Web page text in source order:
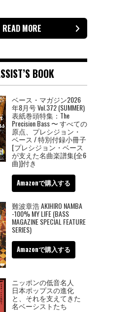
READ MORE
BOOK
ベース・マガジン2026
年8月号 Vol.372 (SUMMER)
表紙巻頭特集：The
Precision Bass 〜 すべての
原点、プレシジョン・
ベース / 特別付録小冊子
[プレシジョン・ベース
が支えた名曲楽譜集(全6
曲)]付き
Amazonで購入する
難波章浩 AKIHIRO NAMBA
-100% MY LIFE (BASS
MAGAZINE SPECIAL FEATURE
SERIES)
Amazonで購入する
ニッポンの低音名人
日本ポップスの進化
と、それを支えてきた
名ベーシストたち